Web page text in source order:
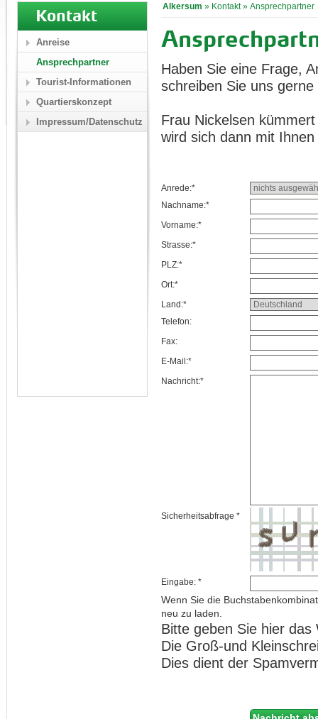
Alkersum » Kontakt» Ansprechpartner
Haben Sie eine Frage,
schreiben Sie uns
Frau Nickelsen
wird sich dann mit
Anrede:*
Nachname:*
Vorname:*
Strasse:*
PLZ:*
Ort:*
Land:*
Telefon:
Fax:
E-Mail:*
Nachricht:*
Sicherheitsabfrage *
Eingabe: *
Wenn Sie die
neu zu laden.
Bitte geben Sie hier
Die Groß-und
Dies dient der
Kontakt
Anreise
Ansprechpartner
Tourist-Informationen
Quartierskonzept
Impressum/Datenschutz